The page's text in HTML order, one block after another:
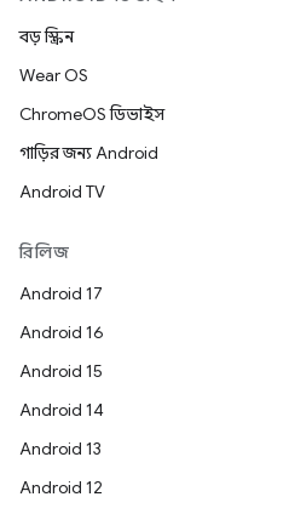
বড় স্ক্রিন
Wear OS
ChromeOS ডিভাইস
গাড়ির জন্য Android
Android TV
রিলিজ
Android 17
Android 16
Android 15
Android 14
Android 13
Android 12